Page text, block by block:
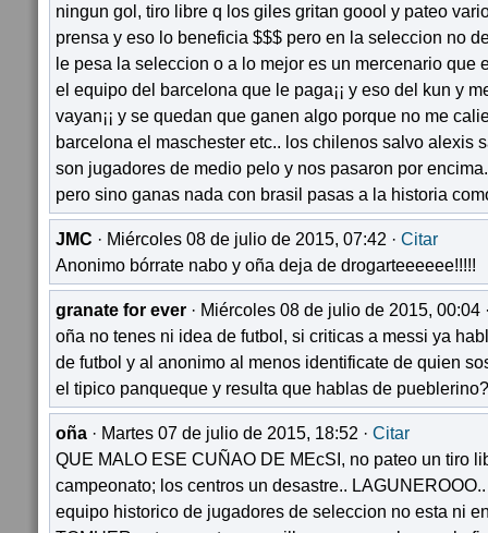
ningun gol, tiro libre q los giles gritan goool y pateo
prensa y eso lo beneficia $$$ pero en la seleccion no
le pesa la seleccion o a lo mejor es un mercenario que
el equipo del barcelona que le paga¡¡ y eso del kun y
vayan¡¡ y se quedan que ganen algo porque no me
barcelona el maschester etc.. los chilenos salvo alexis
son jugadores de medio pelo y nos pasaron por
pero sino ganas nada con brasil pasas a la historia
JMC · Miércoles 08 de julio de 2015, 07:42 · Citar
Anonimo bórrate nabo y oña deja de drogarteeeeee!!!!!
granate for ever · Miércoles 08 de julio de 2015, 00:04
oña no tenes ni idea de futbol, si criticas a messi ya
de futbol y al anonimo al menos identificate de quien
el tipico panqueque y resulta que hablas de
oña · Martes 07 de julio de 2015, 18:52 · Citar
QUE MALO ESE CUÑAO DE MEcSI, no pateo un tiro
campeonato; los centros un desastre..
equipo historico de jugadores de seleccion no esta ni